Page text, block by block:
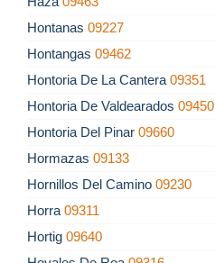
Hontanas 09227
Hontangas 09462
Hontoria De La Cantera 09351
Hontoria De Valdearados 09450
Hontoria Del Pinar 09660
Hormazas 09133
Hornillos Del Camino 09230
Horra 09311
Hortig 09640